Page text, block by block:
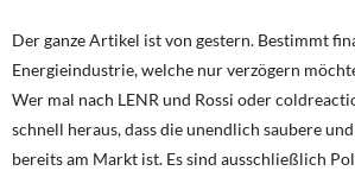
Der ganze Artikel ist von gestern. Bestimmt
Energieindustrie, welche nur verzögern
Wer mal nach LENR und Rossi oder
schnell heraus, dass die unendlich saubere
bereits am Markt ist. Es sind ausschließlich